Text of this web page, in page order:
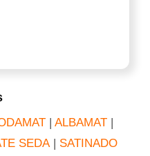
| ALBAMAT|
SEDA| SATINADO